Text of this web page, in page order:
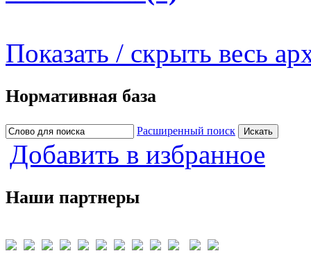
Показать / скрыть весь
Нормативная база
Расширенный поиск
Добавить в избранное
Наши партнеры